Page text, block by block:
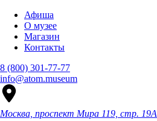
Афиша
О музее
Магазин
Контакты
8 (800) 301-77-77
info@atom.museum
Москва, проспект Мира 119, стр. 19А